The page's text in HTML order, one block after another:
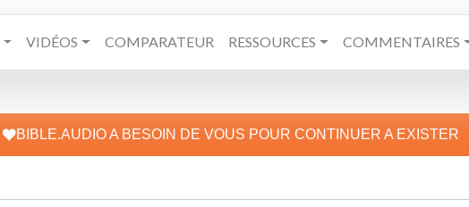
VIDÉOS COMPARATEUR RESSOURCES COMMENTAIRES
BIBLE.AUDIO A BESOIN DE VOUS POUR CONTINUER A EXISTER